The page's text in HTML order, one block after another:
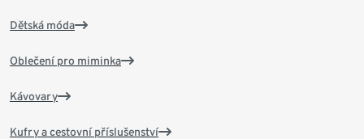
Dětská móda
Oblečení pro miminka
Kávovary
Kufry a cestovní příslušenství